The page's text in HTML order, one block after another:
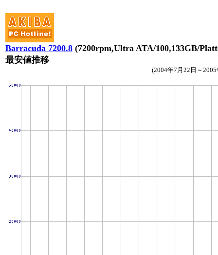
Barracuda 7200.8 (7200rpm,Ultra ATA/100,133GB/
最安値推移
(2004年7月22日～